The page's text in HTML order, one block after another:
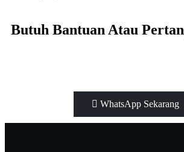
Butuh Bantuan Atau
WhatsApp Sekarang